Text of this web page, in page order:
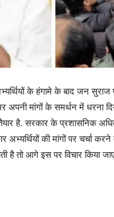
के हंगामे के बाद जन
अपनी मांगों के समर्थन में धरना
है. सरकार के प्रशासनिक
अभ्यर्थियों की मांगों पर चर्चा करने
है तो आगे इस पर विचार किया